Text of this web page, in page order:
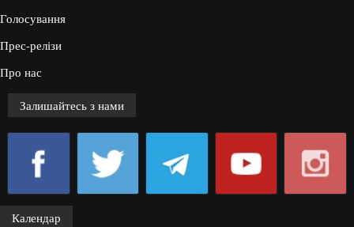
Голосування
Прес-релізи
Про нас
Залишайтесь з нами
Календар